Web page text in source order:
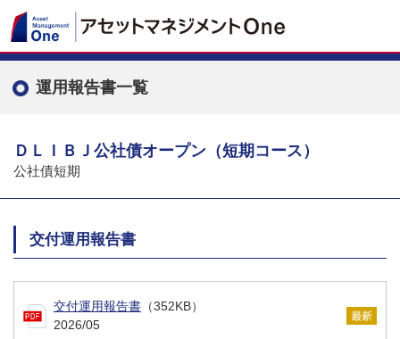
運用報告書一覧
ＤＬＩＢＪ公社債オープン（短期コース）
公社債短期
交付運用報告書
交付運用報告書 （352KB）
2026/05